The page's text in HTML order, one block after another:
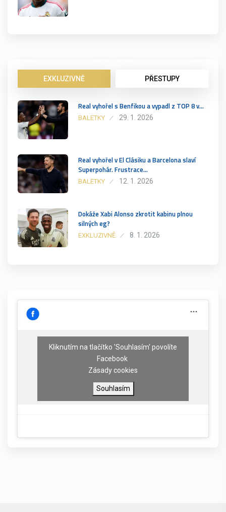
EXKLUZIVNĚ PŘESTUPY
Real vyhořel s Benfikou a vypadl z TOP 8 v…
BALETKY 29. 1. 2026
Real vyhořel v El Clásiku a Barcelona slaví
Superpohár. Frustrace…
BALETKY 12. 1. 2026
Dokáže Xabi Alonso zkrotit kabinu plnou
silných eg?
EXKLUZIVNĚ 8. 1. 2026
Kliknutím na tlačítko 'Souhlasím' povolíte
Facebook
Zásady cookies
Souhlasím